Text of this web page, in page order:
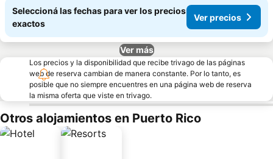
Seleccioná las fechas para ver los precios
exactos
Ver precios
Ver más
Los precios y la disponibilidad que recibe trivago de las páginas
web de reserva cambian de manera constante. Por lo tanto, es
posible que no siempre encuentres en una página web de reserva
la misma oferta que viste en trivago.
Otros alojamientos en Puerto Rico